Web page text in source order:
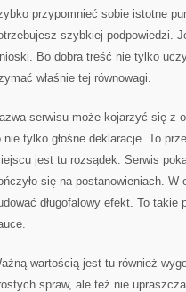
przypomnieć sobie istotne
szybkiej podpowiedzi.
Bo dobra treść nie tylko
właśnie tej równowagi.
serwisu może kojarzyć się z
nie tylko głośne deklaracje. To
jest tu rozsądek. Serwis
się na postanowieniach.
długofalowy efekt. To
wartością jest tu również
spraw, ale też nie